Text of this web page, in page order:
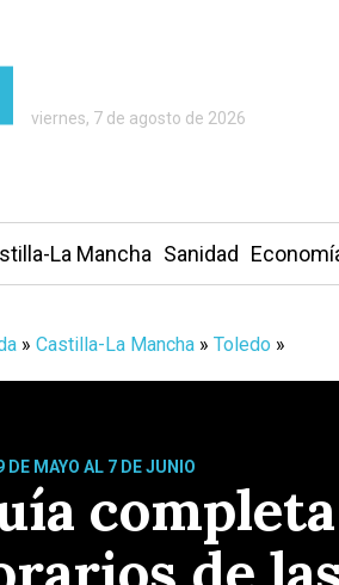
viernes, 7 de agosto de 2026
La Mancha Sanidad
» Castilla-La Mancha » Toledo »
DE MAYO AL 7 DE JUNIO